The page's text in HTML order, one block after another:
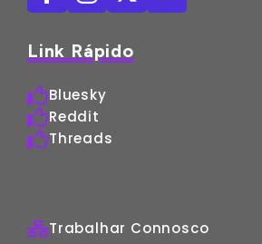
Link Rápido
Bluesky
Reddit
Threads
Trabalhar Connosco